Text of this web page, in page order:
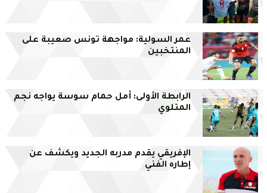
عمر السولية: مواجهة تونس صعيبة على
المنتخبين
الرابطة الأولى: أمل حمام سوسة يواجه نجم
المتلوي
الإفريقي يقدم مدربه الجديد ويكشف عن
إطاره الفني